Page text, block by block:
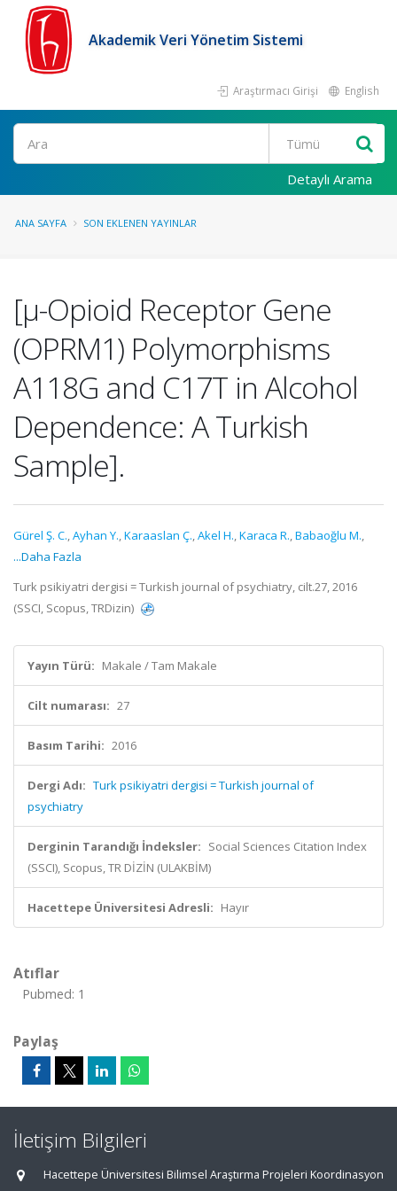
Akademik Veri Yönetim Sistemi
Araştırmacı Girişi English
Ara
Detaylı Arama
ANA SAYFA SON EKLENEN YAYINLAR
[μ-Opioid Receptor Gene
(OPRM1) Polymorphisms
A118G and C17T in Alcohol
Dependence: A Turkish
Sample].
Gürel Ş. C.,Ayhan Y.,Karaaslan Ç.,Akel H.,Karaca R.,Babaoğlu M.,
...Daha Fazla
Turk psikiyatri dergisi = Turkish journal of psychiatry, cilt.27, 2016
(SSCI, Scopus, TRDizin)
Yayın Türü: Makale / Tam Makale
Cilt numarası: 27
Basım Tarihi: 2016
Dergi Adı: Turk psikiyatri dergisi = Turkish journal of
psychiatry
Derginin Tarandığı İndeksler: Social Sciences Citation Index
(SSCI), Scopus, TR DİZİN (ULAKBİM)
Hacettepe Üniversitesi Adresli: Hayır
Atıflar
Pubmed: 1
Paylaş
İletişim Bilgileri
Hacettepe Üniversitesi Bilimsel Araştırma Projeleri Koordinasyon